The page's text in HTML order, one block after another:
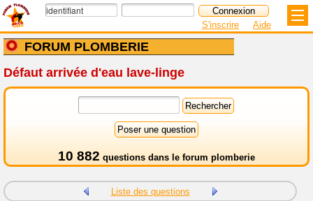
FORUM PLOMBERIE
S'inscrire Aide
Défaut arrivée d'eau lave-linge
10 882 questions dans le forum plomberie
Liste des questions